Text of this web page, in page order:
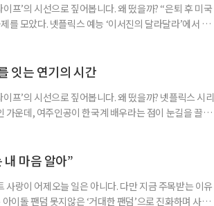
프’의 시선으로 짚어봅니다. 왜 떴을까? “은퇴 후 미국
를 모았다. 넷플릭스 예능 ‘이서진의 달라달라’에서 그
본 없이 여행의 흐름에
잇는 연기의 시간
프’의 시선으로 짚어봅니다. 왜 떴을까? 넷플릭스 시리
가운데, 여주인공이 한국계 배우라는 점이 눈길을 끌었
관계를 그
마음 알아”
랑이 어제오늘 일은 아니다. 다만 지금 주목받는 이유
이돌 팬덤 못지않은 ‘거대한 팬덤’으로 진화하며 사회